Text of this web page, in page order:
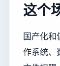
这个
国产化
作系统、